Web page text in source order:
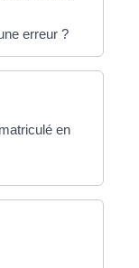
erreur ?
en